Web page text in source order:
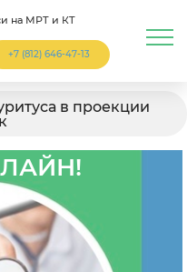
на МРТ и КТ
+7 (812) 646-47-13
в проекции